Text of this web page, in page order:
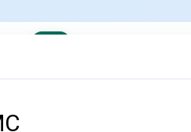
EDF Engie Fournisseurs